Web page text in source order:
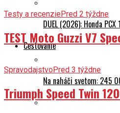
DUEL (2026): Honda
Cestovanie
Na naháči svetom: 245
Testy a recenziePred 2 týždne
TEST Moto Guzzi V7
SpravodajstvoPred 3 týždne
Triumph Speed Twin